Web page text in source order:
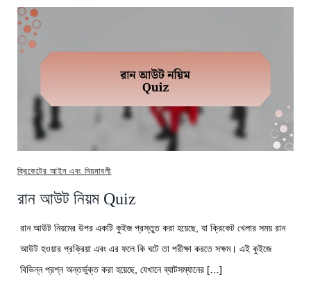
ক্রিকেটের আইন এবং নিয়মাবলী
রান আউট নিয়ম Quiz
রান আউট নিয়মের উপর একটি কুইজ প্রস্তুত করা হয়েছে, যা ক্রিকেট খেলার সময় রান
আউট হওয়ার প্রক্রিয়া এবং এর ফলে কি ঘটে তা পরীক্ষা করতে সক্ষম। এই কুইজে
বিভিন্ন প্রশ্ন অন্তর্ভুক্ত করা হয়েছে, যেখানে ব্যাটসম্যানের […]